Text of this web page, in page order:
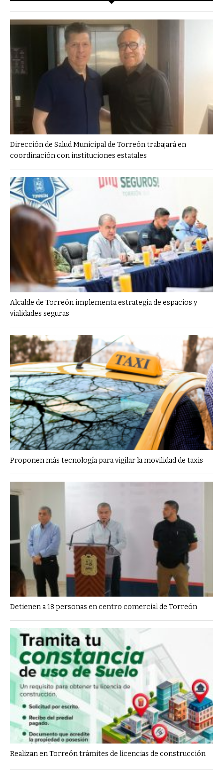
Dirección de Salud Municipal de Torreón trabajará en
coordinación con instituciones estatales
Alcalde de Torreón implementa estrategia de espacios y
vialidades seguras
Proponen más tecnología para vigilar la movilidad de taxis
Detienen a 18 personas en centro comercial de Torreón
Realizan en Torreón trámites de licencias de construcción